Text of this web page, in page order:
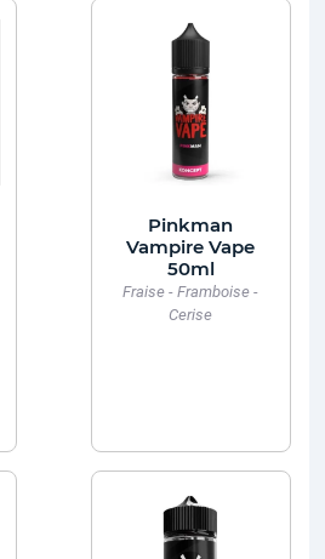
Pinkman
Vampire Vape
50ml
Fraise - Framboise -
Cerise